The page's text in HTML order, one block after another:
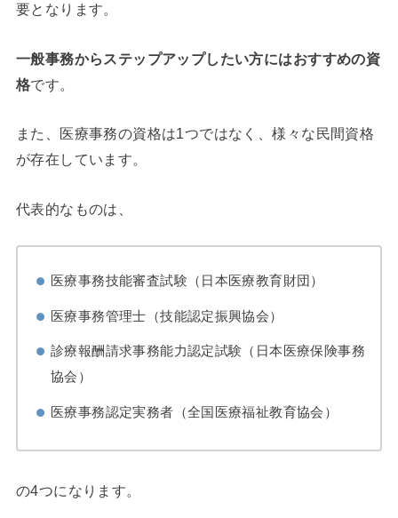
要となります。
一般事務からステップアップしたい方にはおすすめの資
格です。
また、医療事務の資格は1つではなく、様々な民間資格
が存在しています。
代表的なものは、
医療事務技能審査試験（日本医療教育財団）
医療事務管理士（技能認定振興協会）
診療報酬請求事務能力認定試験（日本医療保険事務
協会）
医療事務認定実務者（全国医療福祉教育協会）
の4つになります。